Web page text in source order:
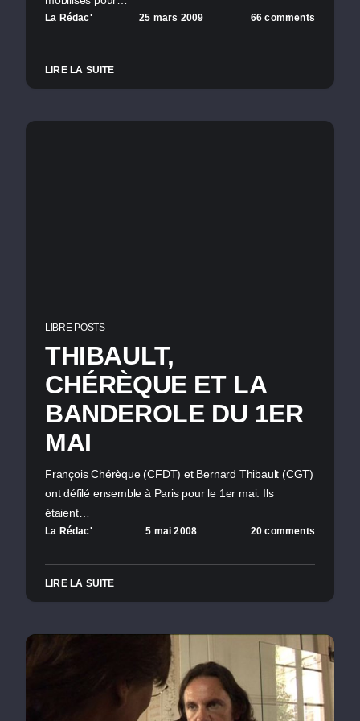
La Rédac' 25 mars 2009 66 comments
LIRE LA SUITE
LIBRE POSTS
THIBAULT,
CHÉRÈQUE ET LA
BANDEROLE DU 1ER
MAI
François Chérèque (CFDT) et Bernard Thibault (CGT)
ont défilé ensemble à Paris pour le 1er mai. Ils
étaient…
La Rédac' 5 mai 2008 20 comments
LIRE LA SUITE